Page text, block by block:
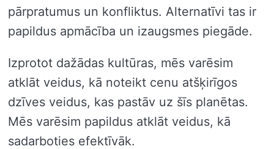
pārpratumus un konfliktus. Alternatīvi tas ir
papildus apmācība un izaugsmes piegāde.
Izprotot dažādas kultūras, mēs varēsim
atklāt veidus, kā noteikt cenu atšķirīgos
dzīves veidus, kas pastāv uz šīs planētas.
Mēs varēsim papildus atklāt veidus, kā
sadarboties efektīvāk.